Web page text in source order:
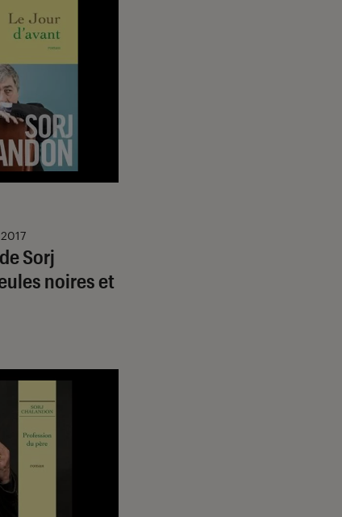
Sorj
noires et